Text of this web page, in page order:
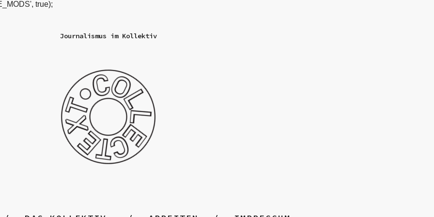
true);
Journalismus im Kollektiv